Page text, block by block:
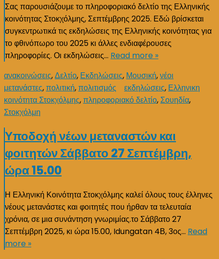
Σας παρουσιάζουμε το πληροφοριακό δελτίο της Ελληνικής
κοινότητας Στοκχόλμης, Σεπτέμβρης 2025. Εδώ βρίσκεται
συγκεντρωτικά τις εκδηλώσεις της Ελληνικής κοινότητας για
το φθινόπωρο του 2025 κι άλλες ενδιαφέρουσες
πληροφορίες. Οι εκδηλώσεις… Read more »
ανακοινώσεις,Δελτίο, Εκδηλώσεις, Μουσική,νέοι
μετανάστες,πολιτική,πολιτισμός εκδηλώσεις, Ελληνικη
κοινότητα Στοκχόλμης,πληροφοριακό δελτίο,Σουηδία,
Στοκχόλμη
Υποδοχή νέων μεταναστών και
φοιτητών Σάββατο 27 Σεπτέμβρη,
ώρα 15.00
Η Ελληνική Κοινότητα Στοκχόλμης καλεί όλους τους έλληνες
νέους μετανάστες και φοιτητές που ήρθαν τα τελευταία
χρόνια, σε μια συνάντηση γνωριμίας.το Σάββατο 27
Σεπτέμβρη 2025, κι ώρα 15.00, Idungatan 4Β, 3ος… Read
more »